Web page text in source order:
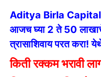
Aditya Birla
आजच घ्या 2 ते 50 लाखाचे
त्रासाशिवाय परत करा!
किती रक्कम भरावी